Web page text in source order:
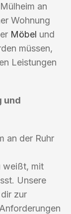
an
Wohnung
Möbel und
müssen,
Leistungen
und
an der Ruhr
weißt, mit
Unsere
zur